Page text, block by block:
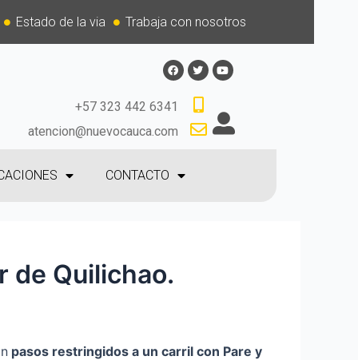
Estado de la via Trabaja con nosotros
+57 323 442 6341
atencion@nuevocauca.com
CONTACTO
de Quilichao.
pasos restringidos a un carril con Pare y